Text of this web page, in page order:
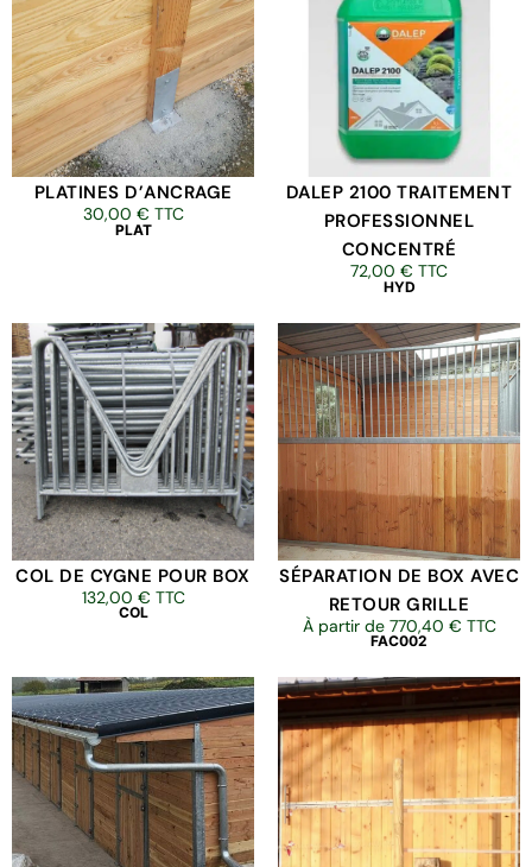
PLATINES D’ANCRAGE
30,00 € TTC
PLAT
DALEP 2100 TRAITEMENT
PROFESSIONNEL
CONCENTRÉ
72,00 € TTC
HYD
COL DE CYGNE POUR BOX
132,00 € TTC
COL
SÉPARATION DE BOX AVEC
RETOUR GRILLE
À partir de 770,40 € TTC
FAC002